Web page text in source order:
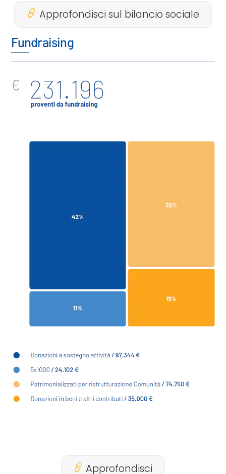
Approfondisci sul bilancio sociale
Fundraising
Approfondisci